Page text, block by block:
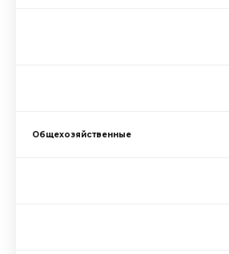
Общехозяйственные